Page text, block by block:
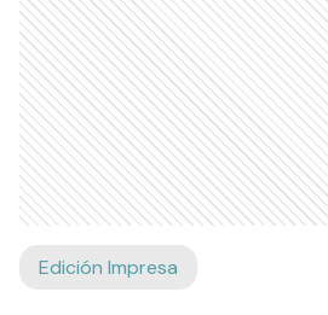
Edición Impresa